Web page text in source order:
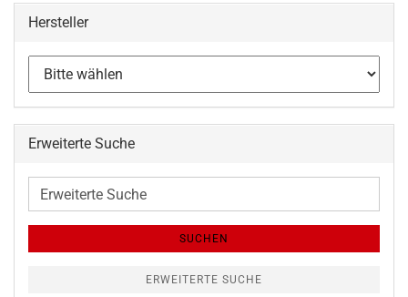
Hersteller
Erweiterte Suche
Erweiterte
Suche
SUCHEN
ERWEITERTE SUCHE